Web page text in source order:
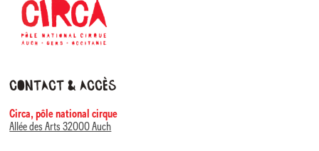
Contact & accès
Circa, pôle national cirque
Allée des Arts 32000 Auch